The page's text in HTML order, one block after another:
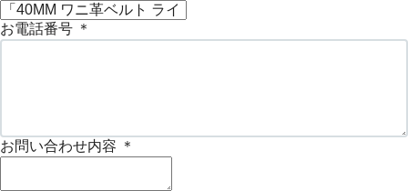
お電話番号 ＊
お問い合わせ内容 ＊